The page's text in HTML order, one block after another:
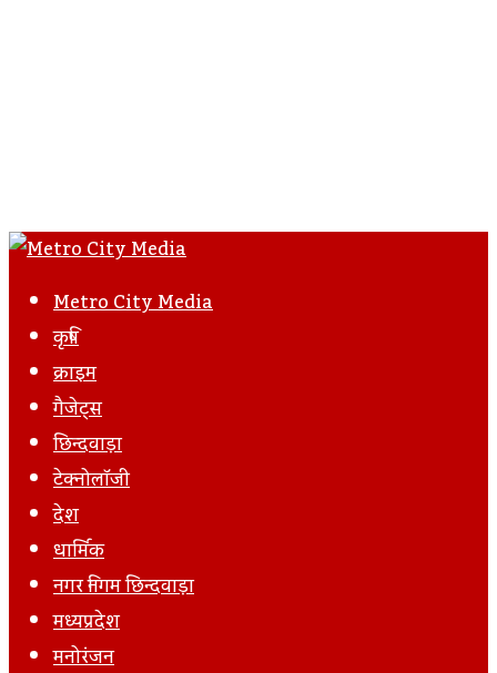
Metro City Media
कृषि
क्राइम
गैजेट्स
छिन्दवाड़ा
टेक्नोलॉजी
देश
धार्मिक
नगर निगम छिन्दवाड़ा
मध्यप्रदेश
मनोरंजन